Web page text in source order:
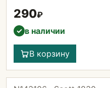
290₽
✓ в наличии
В корзину